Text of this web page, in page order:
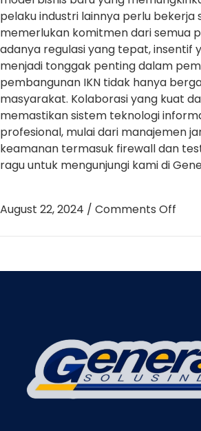
pelaku industri lainnya perlu
memerlukan komitmen dari semua
adanya regulasi yang tepat, insentif
menjadi tonggak penting dalam
pembangunan IKN tidak hanya
masyarakat. Kolaborasi yang kuat
memastikan sistem teknologi
profesional, mulai dari manajemen
keamanan termasuk firewall dan
ragu untuk mengunjungi kami di
August 22, 2024 / Comments Off